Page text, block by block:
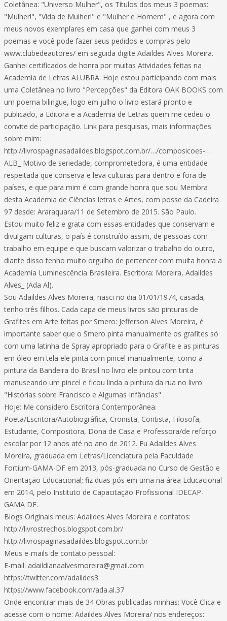
Coletânea: "Universo Mulher", os Títulos dos meus 3 poemas:
"Mulher!", "Vida de Mulher!" e "Mulher e Homem" , e agora com
meus novos exemplares em casa que ganhei com meus 3
poemas e você pode fazer seus pedidos e compras pelo
www.clubedeautores/ em seguida digite Adaildes Alves Moreira.
Ganhei certificados de honra por muitas Atividades feitas na
Academia de Letras ALUBRA. Hoje estou participando com mais
uma Coletânea no livro "Percepções" da Editora OAK BOOKS com
um poema bilingue, logo em julho o livro estará pronto e
publicado, a Editora e a Academia de Letras quem me cedeu o
convite de participação. Link para pesquisas, mais informações
sobre mim:
http://livrospaginasadaildes.blogspot.com.br/…/composicoes-…
ALB_ Motivo de seriedade, comprometedora, é uma entidade
respeitada que conserva e leva culturas para dentro e fora de
países, e que para mim é com grande honra que sou Membra
desta Academia de Ciências letras e Artes, com posse da Cadeira
97 desde: Araraquara/11 de Setembro de 2015. São Paulo.
Estou muito feliz e grata com essas entidades que conservam e
divulgam culturas, o país é construído assim, de pessoas com
trabalho em equipe e que buscam valorizar o trabalho do outro,
diante disso tenho muito orgulho de pertencer com muita honra a
Academia Luminescência Brasileira. Escritora: Moreira, Adaildes
Alves_ (Ada Al).
Sou Adaildes Alves Moreira, nasci no dia 01/01/1974, casada,
tenho três filhos. Cada capa de meus livros são pinturas de
Grafites em Arte feitas por Smero: Jefferson Alves Moreira, é
importante saber que o Smero pinta manualmente os grafites só
com uma latinha de Spray apropriado para o Grafite e as pinturas
em óleo em tela ele pinta com pincel manualmente, como a
pintura da Bandeira do Brasil no livro ele pintou com tinta
manuseando um pincel e ficou linda a pintura da rua no livro:
"Histórias sobre Francisco e Algumas Infâncias" .
Hoje: Me considero Escritora Contemporânea:
Poeta/Escritora/Autobiográfica, Cronista, Contista, Filosofa,
Estudante, Compositora, Dona de Casa e Professora/de reforço
escolar por 12 anos até no ano de 2012. Eu Adaildes Alves
Moreira, graduada em Letras/Licenciatura pela Faculdade
Fortium-GAMA-DF em 2013, pós-graduada no Curso de Gestão e
Orientação Educacional; fiz duas pós em uma na área Educacional
em 2014, pelo Instituto de Capacitação Profissional IDECAP-
GAMA DF.
Blogs Originais meus: Adaildes Alves Moreira e contatos:
http://livrostrechos.blogspot.com.br/
http://livrospaginasadaildes.blogspot.com.br
Meus e-mails de contato pessoal:
E-mail: adaildianaalvesmoreira@gmail.com
https://twitter.com/adaildes3
https://www.facebook.com/ada.al.37
Onde encontrar mais de 34 Obras publicadas minhas: Você Clica e
acesse com o nome: Adaildes Alves Moreira/ nos endereços: